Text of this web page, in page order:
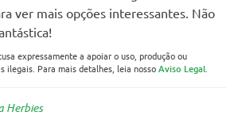
ver mais opções interessantes. Não
expressamente a apoiar o uso, produção ou
ilegais. Para mais detalhes, leia nossoAviso Legal
Herbies